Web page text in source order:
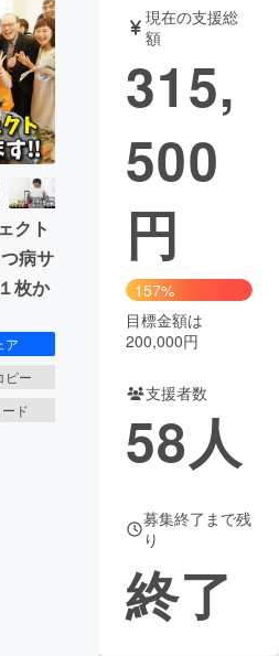
音楽
ジェット ゲーム・サ
活性化
Good
CAMPFIRE Creation
納税machi-ya コミュニティ
クト
病サ
枚か
ア
ピー
ド
現在の支援総
額
315,
500
円
157%
目標金額は
200,000円
支援者数
58人
募集終了まで残
り
終了